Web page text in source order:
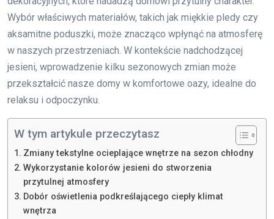
Wybór właściwych materiałów, takich jak miękkie pledy czy
aksamitne poduszki, może znacząco wpłynąć na atmosferę
w naszych przestrzeniach. W kontekście nadchodzącej
jesieni, wprowadzenie kilku sezonowych zmian może
przekształcić nasze domy w komfortowe oazy, idealne do
relaksu i odpoczynku.
W tym artykule przeczytasz
Zmiany tekstylne ocieplające wnętrze na sezon chłodny
Wykorzystanie kolorów jesieni do stworzenia
przytulnej atmosfery
Dobór oświetlenia podkreślającego ciepły klimat
wnętrza